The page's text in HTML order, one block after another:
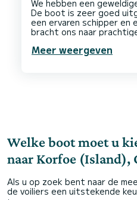
We hebben een
De boot is zeer goed
een ervaren schipper en
bracht ons naar
Meer weergeven
Welke boot moet u
naar Korfoe (Island),
Als u op zoek bent naar de
de voiliers een uitstekende